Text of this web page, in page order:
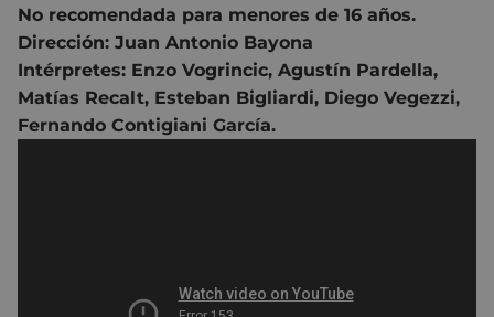
No recomendada para menores de 16 años.
Dirección: Juan Antonio Bayona
Intérpretes: Enzo Vogrincic, Agustín Pardella,
Matías Recalt, Esteban Bigliardi, Diego Vegezzi,
Fernando Contigiani García.